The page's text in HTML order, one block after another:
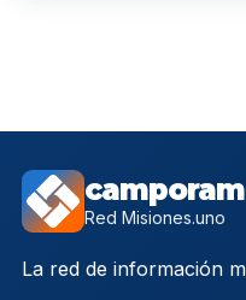
Red Misiones.uno
La red de información